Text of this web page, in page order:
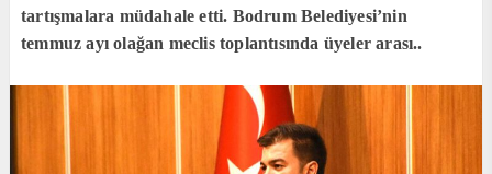
tartışmalara müdahale etti. Bodrum Belediyesi’nin
temmuz ayı olağan meclis toplantısında üyeler arası..